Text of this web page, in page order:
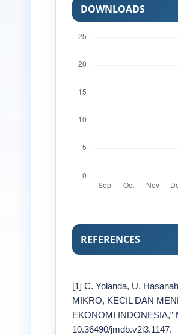
DOWNLOADS
REFERENCES
[1] C. Yolanda, U.
MIKRO, KECIL DAN
EKONOMI INDONESIA,”
10.36490/jmdb.v2i3.1147.